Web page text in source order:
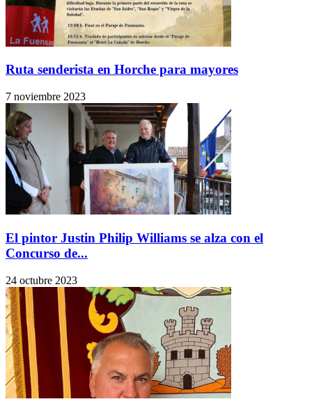
Ruta senderista en Horche para mayores
7 noviembre 2023
El pintor Justin Philip Williams se alza con el
Concurso de...
24 octubre 2023